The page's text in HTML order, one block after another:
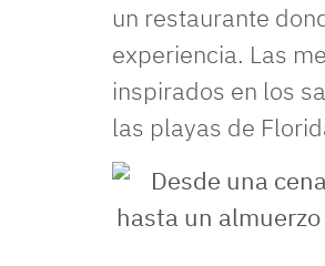
un restaurante
experiencia. Las
inspirados en los
las playas de